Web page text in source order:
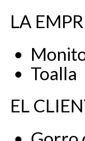
LA
Toalla
EL